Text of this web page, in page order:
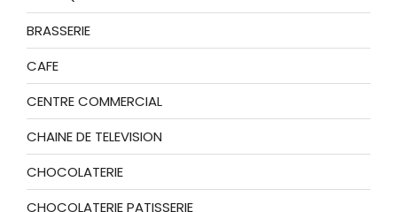
BRASSERIE
CAFE
CENTRE COMMERCIAL
CHAINE DE TELEVISION
CHOCOLATERIE
CHOCOLATERIE PATISSERIE